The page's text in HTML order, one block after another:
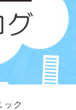
ック